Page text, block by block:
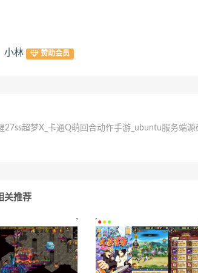
小林 赞助会员
27ss超梦X_卡通Q萌回合动作手游_ubuntu服务端源
关推荐